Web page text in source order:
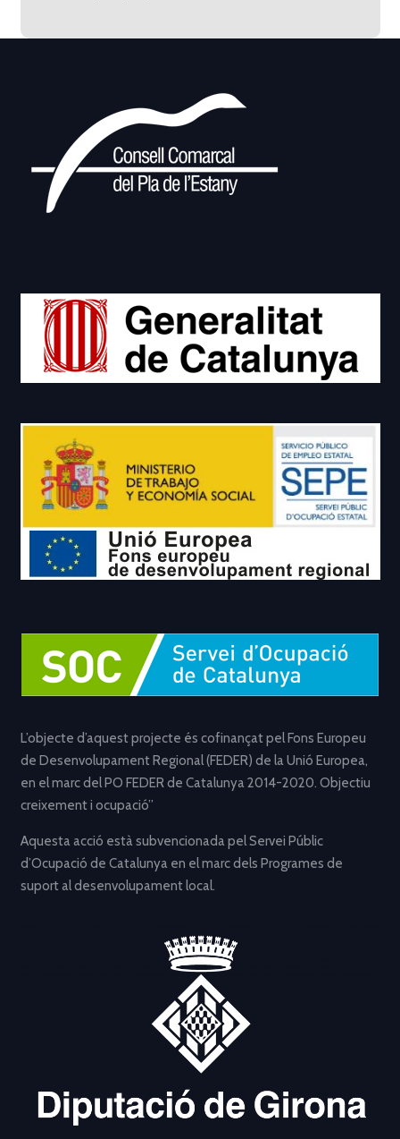
L’objecte d’aquest projecte és cofinançat pel Fons Europeu
de Desenvolupament Regional (FEDER) de la Unió Europea,
en el marc del PO FEDER de Catalunya 2014-2020. Objectiu
creixement i ocupació”
Aquesta acció està subvencionada pel Servei Públic
d’Ocupació de Catalunya en el marc dels Programes de
suport al desenvolupament local.